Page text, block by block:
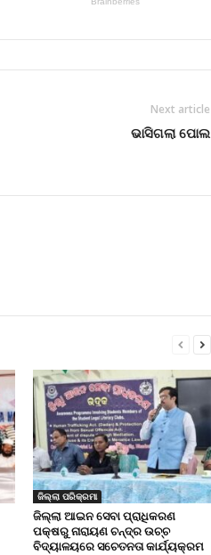
Next article
ଭାସିଗଲା ପୋଲ
ଜିଲ୍ଲା ପରିକ୍ରମା
ଜିଲ୍ଲା ଆଇନ ସେବା ପ୍ରାଧିକରଣ
ପକ୍ଷରୁ ନାରାୟଣ ଚନ୍ଦ୍ର ଉଚ୍ଚ
ବିଦ୍ୟାଳୟରେ ସଚେତନତା କାର୍ଯ୍ୟକ୍ରମ